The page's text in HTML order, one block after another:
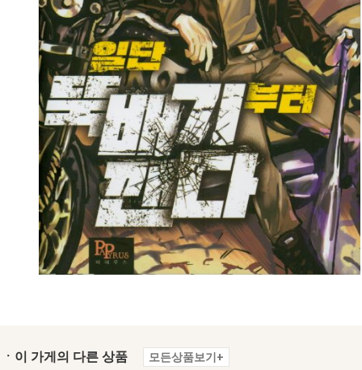
ㆍ이 가게의 다른 상품 모든상품보기+